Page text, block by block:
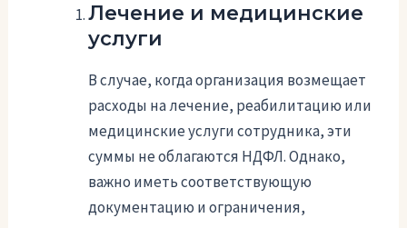
Лечение и медицинские
услуги
В случае, когда организация возмещает
расходы на лечение, реабилитацию или
медицинские услуги сотрудника, эти
суммы не облагаются НДФЛ. Однако,
важно иметь соответствующую
документацию и ограничения,